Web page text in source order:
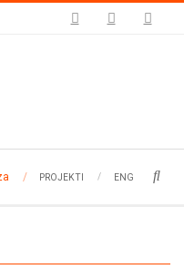
PROJEKTI ENG Search